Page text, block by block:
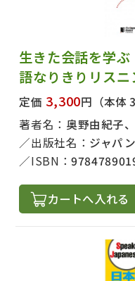
生きた会話を学
語なりきりリス
定価 3,300円 （本体
著者名： 奥野由紀子
出版社名： ジャパ
ISBN：
カートへ入れる